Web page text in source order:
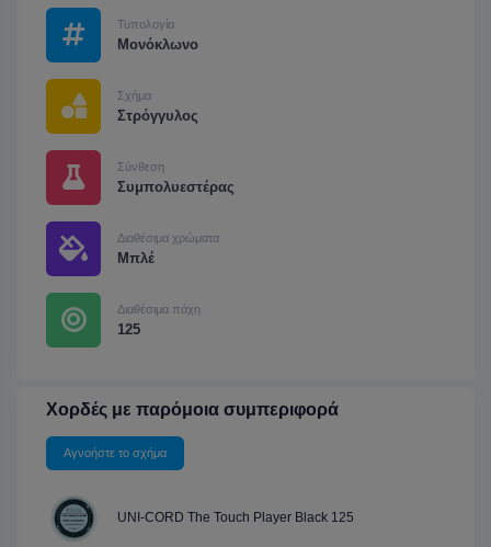
Τυπολογία
Μονόκλωνο
Σχήμα
Στρόγγυλος
Σύνθεση
Συμπολυεστέρας
Διαθέσιμα χρώματα
Μπλέ
Διαθέσιμα πάχη
125
Χορδές με παρόμοια συμπεριφορά
Αγνοήστε το σχήμα
UNI-CORD The Touch Player Black 125